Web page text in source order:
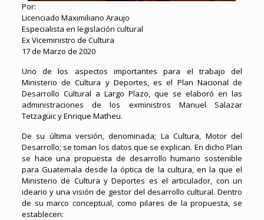
Por:
Licenciado Maximiliano Araujo
Especialista en legislación cultural
Ex Viceministro de Cultura
17 de Marzo de 2020
Uno de los aspectos importantes para el trabajo del
Ministerio de Cultura y Deportes, es el Plan Nacional de
Desarrollo Cultural a Largo Plazo, que se elaboró en las
administraciones de los exministros Manuel Salazar
Tetzagüic y Enrique Matheu.
De su última versión, denominada; La Cultura, Motor del
Desarrollo; se toman los datos que se explican. En dicho Plan
se hace una propuesta de desarrollo humano sostenible
para Guatemala desde la óptica de la cultura, en la que el
Ministerio de Cultura y Deportes es el articulador, con un
ideario y una visión de gestor del desarrollo cultural. Dentro
de su marco conceptual, como pilares de la propuesta, se
establecen: